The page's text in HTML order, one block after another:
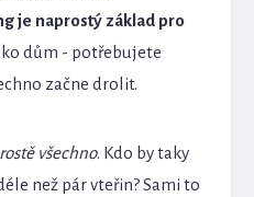
je naprostý základ pro
dům - potřebujete
začne drolit.
všechno. Kdo by taky
než pár vteřin? Sami to